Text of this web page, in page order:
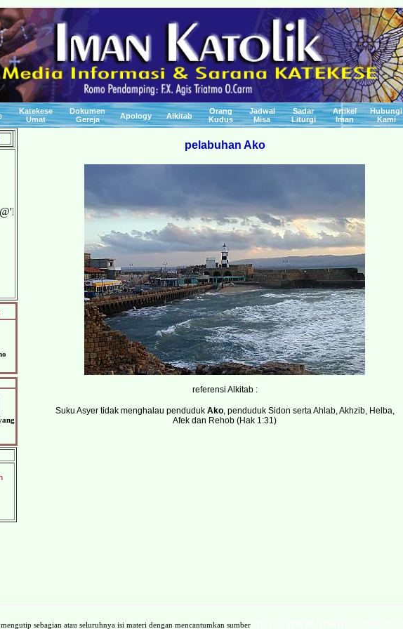
Katekese
Umat
Dokumen
Gereja
Apology Alkitab
Orang
Kudus
Jadwal
Misa
Sadar
Liturgi
Artikel
Iman
Hubungi
Kami
pelabuhan Ako
referensi Alkitab :
Suku Asyer tidak menghalau penduduk Ako, penduduk Sidon serta Ahlab, Akhzib, Helba,
Afek dan Rehob (Hak 1:31)
sebagian atau seluruhnya isi materi dengan mencantumkan sumber